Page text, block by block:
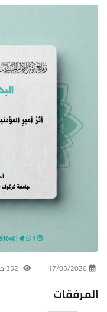
17/05/2026
المرفقات